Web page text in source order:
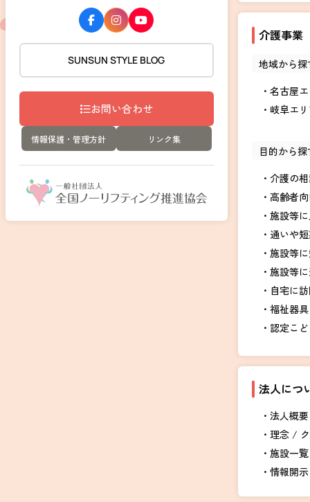
SUNSUN STYLE BLOG
お問い合わせ
情報保護・管理方針 リンク集
介護事業
地域から探
名古屋
岐阜エリ
目的から探
介護の
高齢者
施設等
通いや
施設等
施設等
自宅に
福祉器
認定こ
法人につ
法人概
理念 /
施設一覧
情報開示